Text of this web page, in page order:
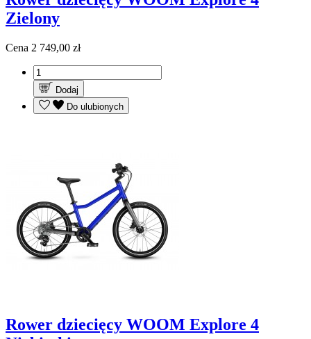
Zielony
Cena 2 749,00 zł
Dodaj
Do ulubionych
Rower dziecięcy WOOM Explore 4